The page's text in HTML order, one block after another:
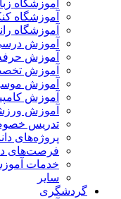
آموزشگاه
آموزشگاه
آموزشگاه
آموزش
آموزش
آموزش
آموزش
آموزش
آموزش
تدریس
پروژه‌های
فرصت‌های
خدمات
سایر
گردشگری